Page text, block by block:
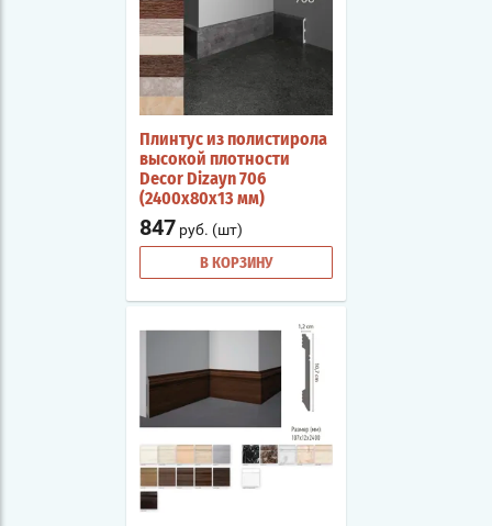
Плинтус из полистирола
высокой плотности
Decor Dizayn 706
(2400х80х13 мм)
847 руб. (шт)
В КОРЗИНУ